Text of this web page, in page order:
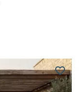
favorite_border